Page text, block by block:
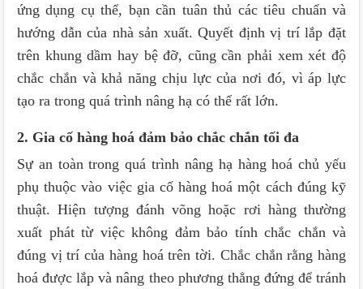
ứng dụng cụ thể, bạn cần tuân thủ các tiêu chuẩn và
hướng dẫn của nhà sản xuất. Quyết định vị trí lắp đặt
trên khung dầm hay bệ đỡ, cũng cần phải xem xét độ
chắc chắn và khả năng chịu lực của nơi đó, vì áp lực
tạo ra trong quá trình nâng hạ có thể rất lớn.
2. Gia cố hàng hoá đảm bảo chắc chắn tối đa
Sự an toàn trong quá trình nâng hạ hàng hoá chủ yếu
phụ thuộc vào việc gia cố hàng hoá một cách đúng kỹ
thuật. Hiện tượng đánh võng hoặc rơi hàng thường
xuất phát từ việc không đảm bảo tính chắc chắn và
đúng vị trí của hàng hoá trên tời. Chắc chắn rằng hàng
hoá được lắp và nâng theo phương thẳng đứng để tránh